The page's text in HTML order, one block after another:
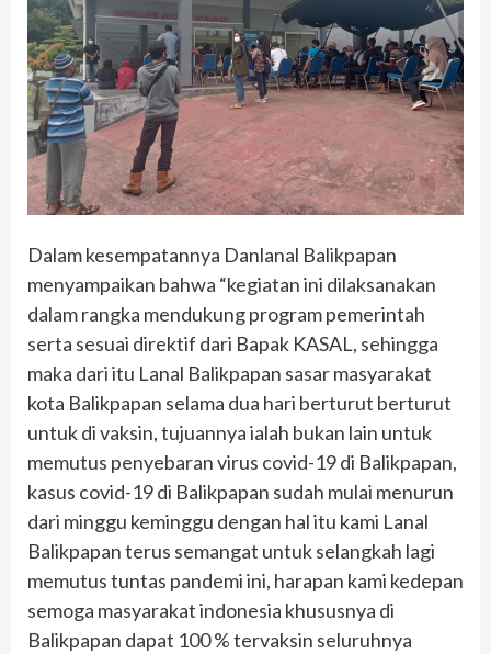
Dalam kesempatannya Danlanal Balikpapan
menyampaikan bahwa “kegiatan ini dilaksanakan
dalam rangka mendukung program pemerintah
serta sesuai direktif dari Bapak KASAL, sehingga
maka dari itu Lanal Balikpapan sasar masyarakat
kota Balikpapan selama dua hari berturut berturut
untuk di vaksin, tujuannya ialah bukan lain untuk
memutus penyebaran virus covid-19 di Balikpapan,
kasus covid-19 di Balikpapan sudah mulai menurun
dari minggu keminggu dengan hal itu kami Lanal
Balikpapan terus semangat untuk selangkah lagi
memutus tuntas pandemi ini, harapan kami kedepan
semoga masyarakat indonesia khususnya di
Balikpapan dapat 100 % tervaksin seluruhnya